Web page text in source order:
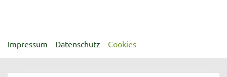
Impressum Datenschutz Cookies